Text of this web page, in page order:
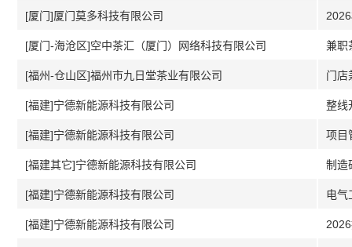
[厦门]厦门莫多科技有限公司
[厦门-海沧区]空中茶汇（厦门）网络科技有限公司 兼职
[福州-仓山区]福州市九日堂茶业有限公司 门店
[福建]宁德新能源科技有限公司 整线
[福建]宁德新能源科技有限公司 项目
[福建其它]宁德新能源科技有限公司 制造
[福建]宁德新能源科技有限公司 电气
[福建]宁德新能源科技有限公司